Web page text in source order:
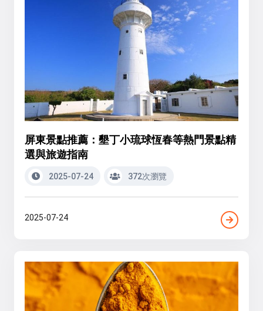
屏東景點推薦：墾丁小琉球恆春等熱門景點精
選與旅遊指南
2025-07-24 372次瀏覽
2025-07-24